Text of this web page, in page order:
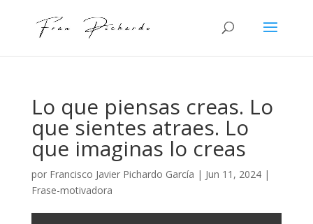
Lo que piensas creas. Lo
que sientes atraes. Lo
que imaginas lo creas
por Francisco Javier Pichardo García | Jun 11, 2024|
Frase-motivadora